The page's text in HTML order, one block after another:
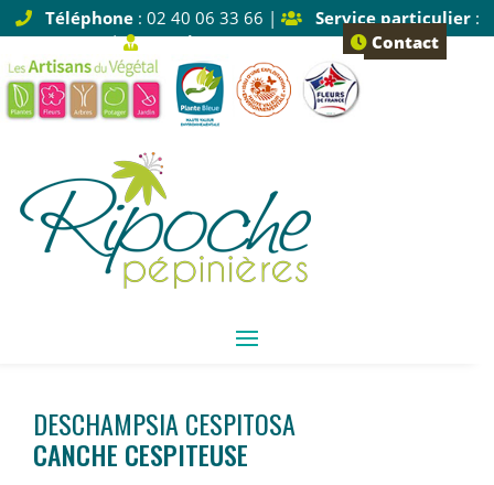
Téléphone: 02 40 06 33 66 | Service particulier:
Tapez 1 |
Service pro: Tapez 2 Contact
DESCHAMPSIA CESPITOSA
CANCHE CESPITEUSE